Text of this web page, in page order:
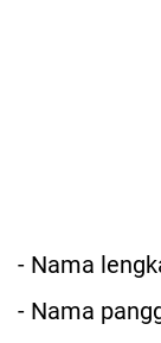
- Nama
- Nama